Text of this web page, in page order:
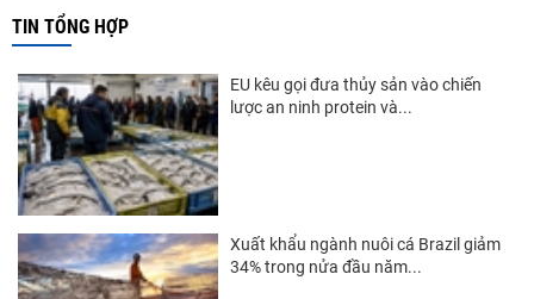
Thị trường Trung Quốc
Thị trường New Zealand
Thị trường Đài Loan
Thị trường Hàn Quốc
Thị trường Mỹ
Thị trường EU
TIN TỔNG HỢP
EU kêu gọi đưa thủy sản vào chiến
lược an ninh protein và...
Xuất khẩu ngành nuôi cá Brazil giảm
34% trong nửa đầu năm...